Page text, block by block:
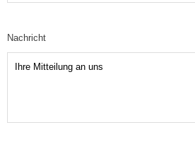
Nachricht